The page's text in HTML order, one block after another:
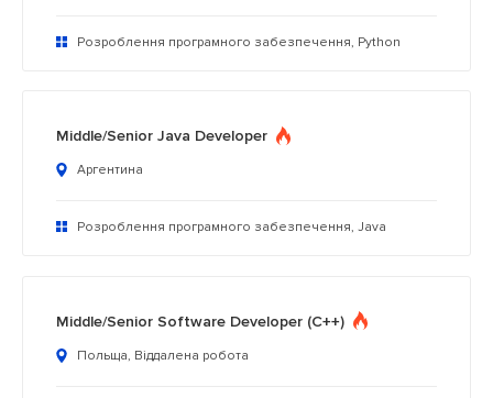
Розроблення програмного забезпечення, Python
Middle/Senior Java Developer
Аргентина
Розроблення програмного забезпечення, Java
Middle/Senior Software Developer (C++)
Польща, Віддалена робота